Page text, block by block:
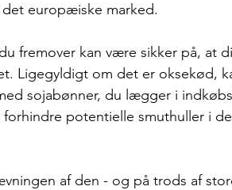
europæiske marked.
fremover kan være sikker på, at
Ligegyldigt om det er oksekød,
sojabønner, du lægger i
potentielle smuthuller i
af den - og på trods af